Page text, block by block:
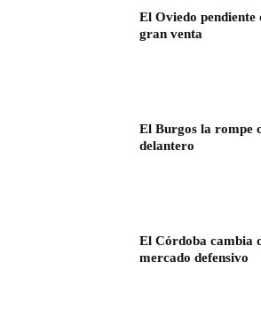
El Oviedo
gran venta
El Burgos la rompe
delantero
El Córdoba cambia
mercado defensivo